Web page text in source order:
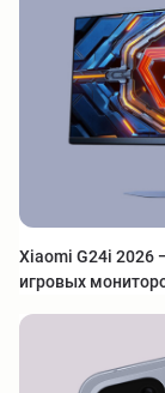
Xiaomi G24i
игровых